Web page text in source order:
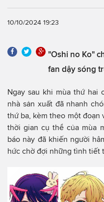
10/10/2024 19:23
"Oshi no Ko"
fan dậy sóng
Ngay sau khi mùa thứ hai
nhà sản xuất đã nhanh
thứ ba, kèm theo một đoạn
thời gian cụ thể của mùa
báo này đã khiến người
hức chờ đợi những tình tiết